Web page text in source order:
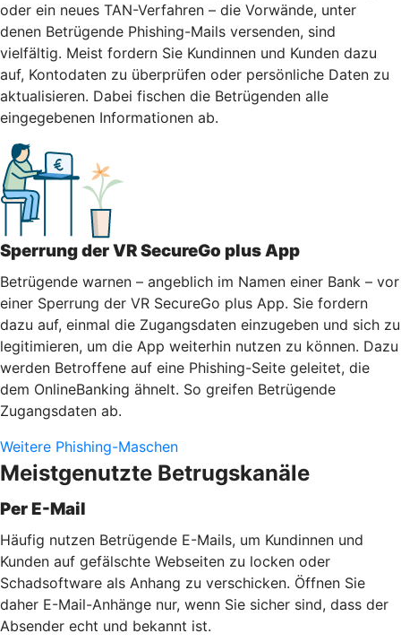
oder ein neues TAN-Verfahren – die Vorwände, unter
denen Betrügende Phishing-Mails versenden, sind
vielfältig. Meist fordern Sie Kundinnen und Kunden dazu
auf, Kontodaten zu überprüfen oder persönliche Daten zu
aktualisieren. Dabei fischen die Betrügenden alle
eingegebenen Informationen ab.
Sperrung der VR SecureGo plus App
Betrügende warnen – angeblich im Namen einer Bank – vor
einer Sperrung der VR SecureGo plus App. Sie fordern
dazu auf, einmal die Zugangsdaten einzugeben und sich zu
legitimieren, um die App weiterhin nutzen zu können. Dazu
werden Betroffene auf eine Phishing-Seite geleitet, die
dem OnlineBanking ähnelt. So greifen Betrügende
Zugangsdaten ab.
Weitere Phishing-Maschen
Meistgenutzte Betrugskanäle
Per E-Mail
Häufig nutzen Betrügende E-Mails, um Kundinnen und
Kunden auf gefälschte Webseiten zu locken oder
Schadsoftware als Anhang zu verschicken. Öffnen Sie
daher E-Mail-Anhänge nur, wenn Sie sicher sind, dass der
Absender echt und bekannt ist.